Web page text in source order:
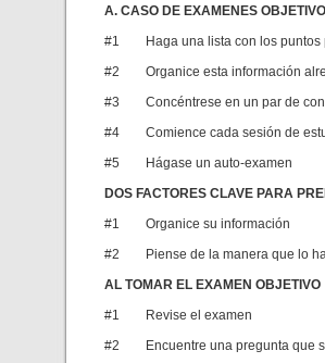
A. CASO DE EXAMENES
#1 Haga una lista con los puntos
#2 Organice esta información
#3 Concéntrese en un par de
#4 Comience cada sesión de
#5 Hágase un auto-examen
DOS FACTORES CLAVE PARA
#1 Organice su información
#2 Piense de la manera que lo
AL TOMAR EL EXAMEN OBJETIVO
#1 Revise el examen
#2 Encuentre una pregunta que